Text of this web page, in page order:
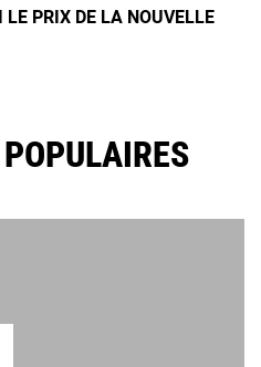
PRIX DE LA NOUVELLE